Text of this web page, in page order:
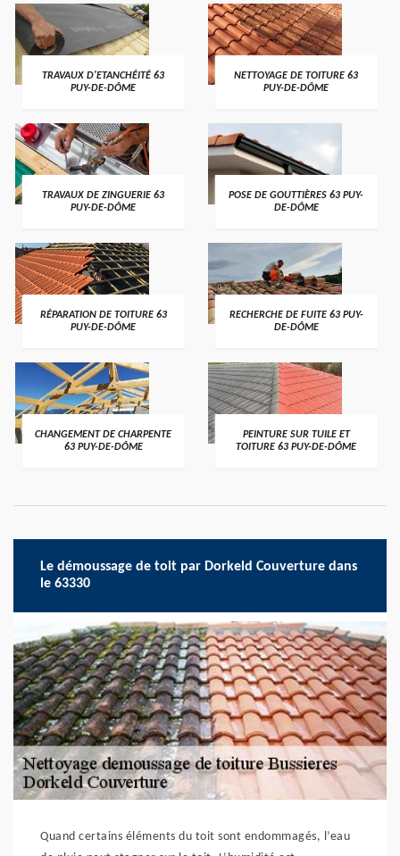
TRAVAUX D'ETANCHÉITÉ 63
PUY-DE-DÔME
NETTOYAGE DE TOITURE 63
PUY-DE-DÔME
TRAVAUX DE ZINGUERIE 63
PUY-DE-DÔME
POSE DE GOUTTIÈRES 63 PUY-
DE-DÔME
RÉPARATION DE TOITURE 63
PUY-DE-DÔME
RECHERCHE DE FUITE 63 PUY-
DE-DÔME
CHANGEMENT DE CHARPENTE
63 PUY-DE-DÔME
PEINTURE SUR TUILE ET
TOITURE 63 PUY-DE-DÔME
Le démoussage de toit par Dorkeld Couverture dans
le 63330
Quand certains éléments du toit sont endommagés, l’eau